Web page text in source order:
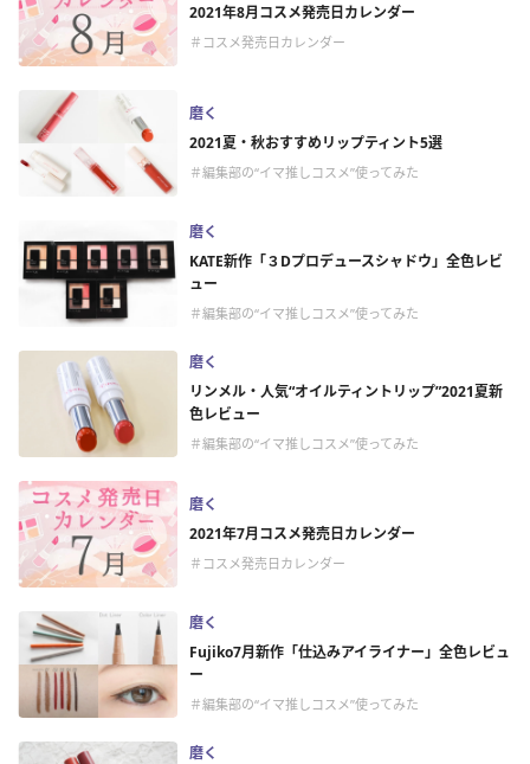
2021年8月コスメ発売日カレンダー
＃コスメ発売日カレンダー
磨く
2021夏・秋おすすめリップティント5選
＃編集部の“イマ推しコスメ”使ってみた
磨く
KATE新作「３Dプロデュースシャドウ」全色レビ
ュー
＃編集部の“イマ推しコスメ”使ってみた
磨く
リンメル・人気“オイルティントリップ”2021夏新
色レビュー
＃編集部の“イマ推しコスメ”使ってみた
磨く
2021年7月コスメ発売日カレンダー
＃コスメ発売日カレンダー
磨く
Fujiko7月新作「仕込みアイライナー」全色レビュ
ー
＃編集部の“イマ推しコスメ”使ってみた
磨く